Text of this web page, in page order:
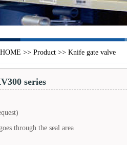
HOME >> Product >> Knife gate valve
series
through the seal area